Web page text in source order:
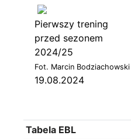
Pierwszy trening
przed sezonem
2024/25
Fot. Marcin Bodziachowski
19.08.2024
Tabela EBL